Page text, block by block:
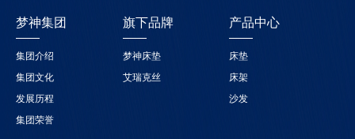
梦神集团
集团介绍
集团文化
发展历程
集团荣誉
旗下品牌
梦神床垫
艾瑞克丝
产品中心
床垫
床架
沙发